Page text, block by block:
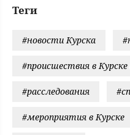
Теги
#новости Курска
#происшествия в
#расследования
#мероприятия в Курске